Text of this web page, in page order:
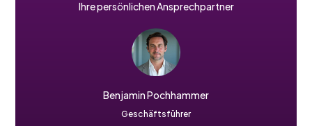
Ihre persönlichen Ansprechpartner
Benjamin Pochhammer
Geschäftsführer